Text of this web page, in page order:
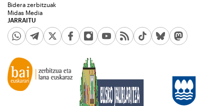
JARRAITU
Bidera zerbitzuak
Midas Media